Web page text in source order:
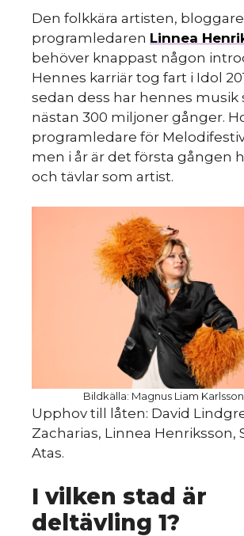
Den folkkära artisten,
programledaren Linnea
behöver knappast någon
Hennes karriär tog fart i Idol
sedan dess har hennes musik
nästan 300 miljoner gånger.
programledare för
men i år är det första gången
och tävlar som artist.
Bildkälla: Magnus Liam Karlsson
Upphov till låten: David
Zacharias, Linnea Henriksson,
Atas.
I vilken stad är
deltävling 1?